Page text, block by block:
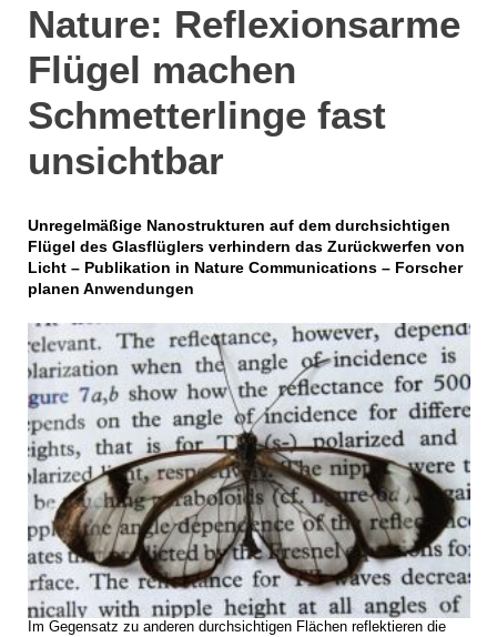
Nature: Reflexionsarme
Flügel machen
Schmetterlinge fast
unsichtbar
Unregelmäßige Nanostrukturen auf dem durchsichtigen
Flügel des Glasflüglers verhindern das Zurückwerfen von
Licht – Publikation in Nature Communications – Forscher
planen Anwendungen
Im Gegensatz zu anderen durchsichtigen Flächen reflektieren die